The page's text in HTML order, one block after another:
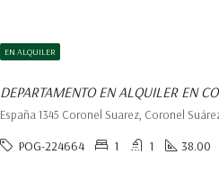
EN ALQUILER
DEPARTAMENTO EN ALQUILER EN
España 1345 Coronel Suarez, Coronel
POG-224664 1 1 38.00